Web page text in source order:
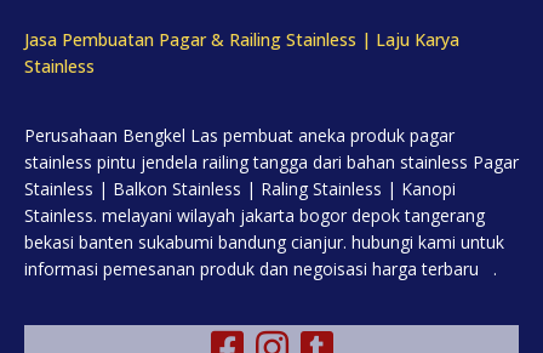
Jasa Pembuatan Pagar & Railing Stainless | Laju Karya
Stainless
Perusahaan Bengkel Las pembuat aneka produk pagar
stainless pintu jendela railing tangga dari bahan stainless Pagar
Stainless | Balkon Stainless | Raling Stainless | Kanopi
Stainless. melayani wilayah jakarta bogor depok tangerang
bekasi banten sukabumi bandung cianjur. hubungi kami untuk
informasi pemesanan produk dan negoisasi harga terbaru .